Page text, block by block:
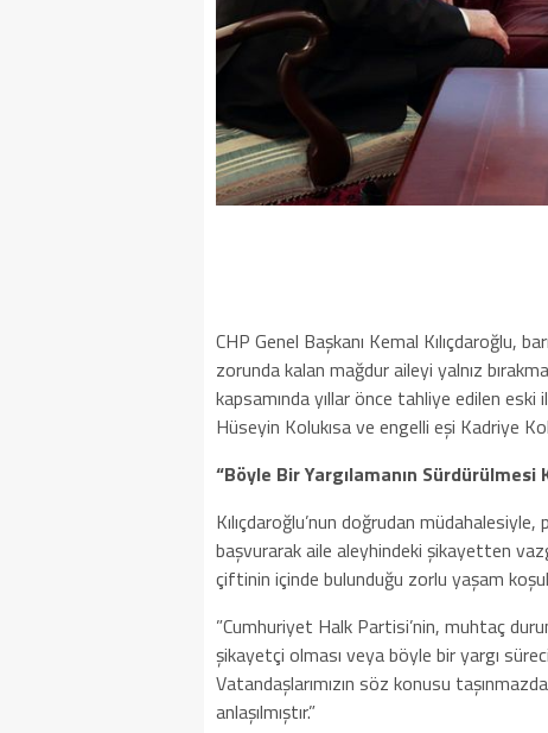
​CHP Genel Başkanı Kemal Kılıçdaroğlu,
zorunda kalan mağdur aileyi yalnız
kapsamında yıllar önce tahliye edilen eski
Hüseyin Kolukısa ve engelli eşi Kadriye
“Böyle Bir Yargılamanın Sürdürülmesi
​Kılıçdaroğlu’nun doğrudan
başvurarak aile aleyhindeki şikayetten
çiftinin içinde bulunduğu zorlu yaşam
​”Cumhuriyet Halk Partisi’nin, muhtaç
şikayetçi olması veya böyle bir yargı
Vatandaşlarımızın söz konusu
anlaşılmıştır.”